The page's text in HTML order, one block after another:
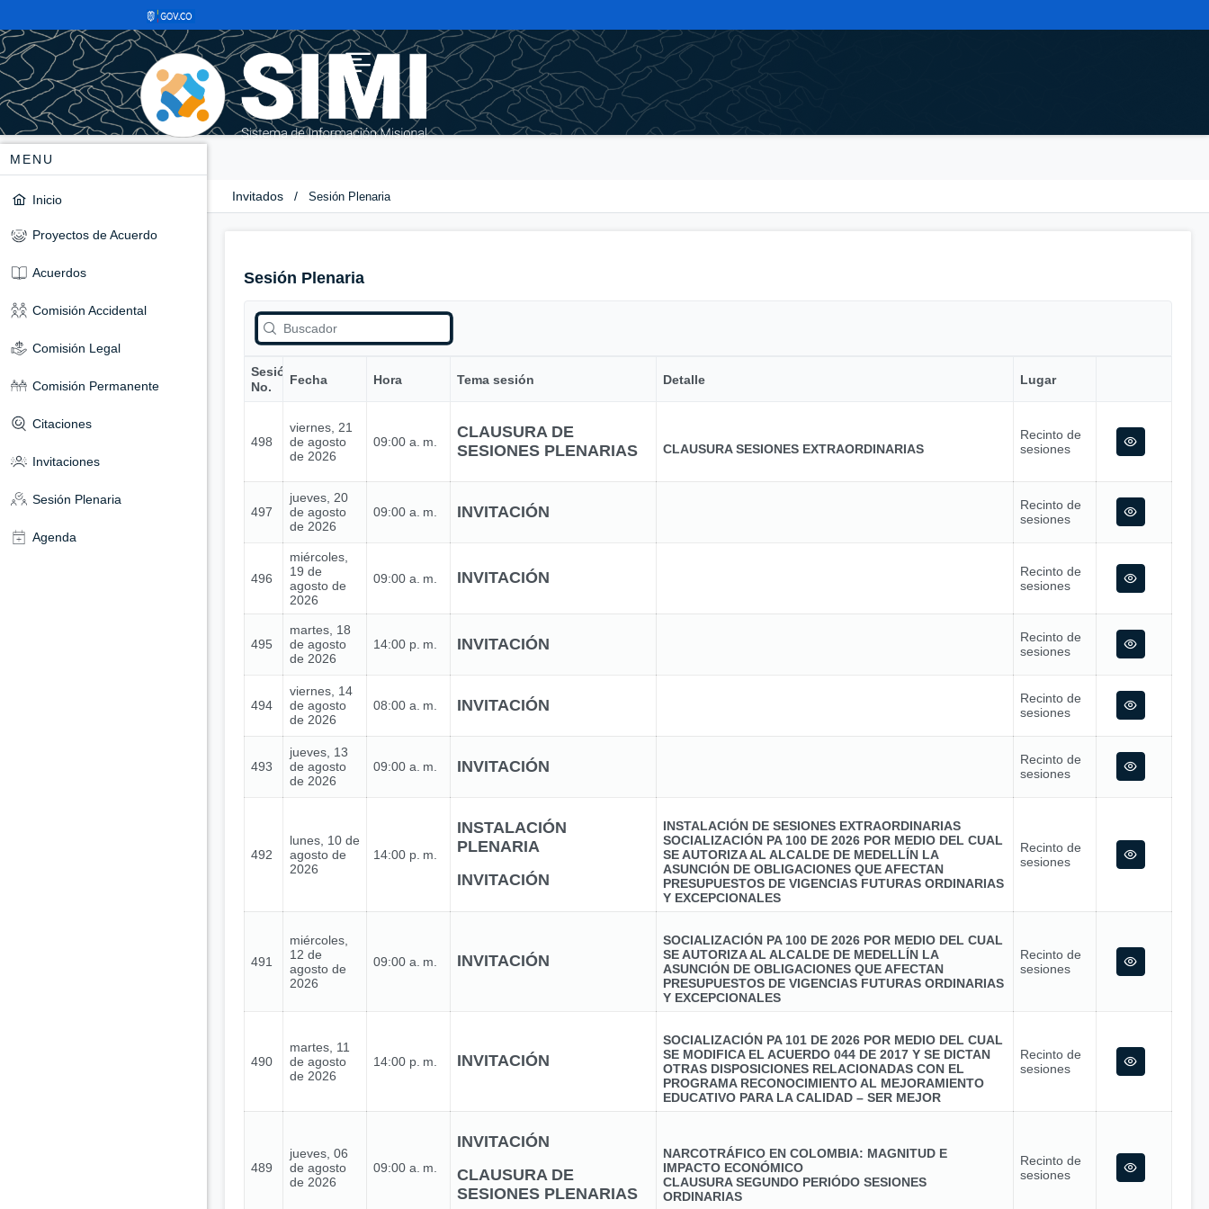
MENU
Inicio
Proyectos de Acuerdo
Acuerdos
Comisión Accidental
Comisión Legal
Comisión Permanente
Citaciones
Invitaciones
Sesión Plenaria
Agenda
Invitados / Sesión Plenaria
Sesión Plenaria
Sesión
No.
Fecha Hora Tema sesión Detalle Lugar
498
viernes, 21
de agosto
de 2026
09:00 a. m.
CLAUSURA DE
SESIONES PLENARIAS
CLAUSURA SESIONES EXTRAORDINARIAS
Recinto de
sesiones
497
jueves, 20
de agosto
de 2026
09:00 a. m. INVITACIÓN
Recinto de
sesiones
496
miércoles,
19 de
agosto de
2026
09:00 a. m. INVITACIÓN
Recinto de
sesiones
495
martes, 18
de agosto
de 2026
14:00 p. m. INVITACIÓN
Recinto de
sesiones
494
viernes, 14
de agosto
de 2026
08:00 a. m. INVITACIÓN
Recinto de
sesiones
493
jueves, 13
de agosto
de 2026
09:00 a. m. INVITACIÓN
Recinto de
sesiones
492
lunes, 10 de
agosto de
2026
14:00 p. m.
INSTALACIÓN
PLENARIA
INVITACIÓN
INSTALACIÓN DE SESIONES EXTRAORDINARIAS
SOCIALIZACIÓN PA 100 DE 2026 POR MEDIO DEL CUAL
SE AUTORIZA AL ALCALDE DE MEDELLÍN LA
ASUNCIÓN DE OBLIGACIONES QUE AFECTAN
PRESUPUESTOS DE VIGENCIAS FUTURAS ORDINARIAS
Y EXCEPCIONALES
Recinto de
sesiones
491
miércoles,
12 de
agosto de
2026
09:00 a. m. INVITACIÓN
SOCIALIZACIÓN PA 100 DE 2026 POR MEDIO DEL CUAL
SE AUTORIZA AL ALCALDE DE MEDELLÍN LA
ASUNCIÓN DE OBLIGACIONES QUE AFECTAN
PRESUPUESTOS DE VIGENCIAS FUTURAS ORDINARIAS
Y EXCEPCIONALES
Recinto de
sesiones
490
martes, 11
de agosto
de 2026
14:00 p. m. INVITACIÓN
SOCIALIZACIÓN PA 101 DE 2026 POR MEDIO DEL CUAL
SE MODIFICA EL ACUERDO 044 DE 2017 Y SE DICTAN
OTRAS DISPOSICIONES RELACIONADAS CON EL
PROGRAMA RECONOCIMIENTO AL MEJORAMIENTO
EDUCATIVO PARA LA CALIDAD – SER MEJOR
Recinto de
sesiones
489
jueves, 06
de agosto
de 2026
09:00 a. m.
INVITACIÓN
CLAUSURA DE
SESIONES PLENARIAS
NARCOTRÁFICO EN COLOMBIA: MAGNITUD E
IMPACTO ECONÓMICO
CLAUSURA SEGUNDO PERIÓDO SESIONES
ORDINARIAS
Recinto de
sesiones